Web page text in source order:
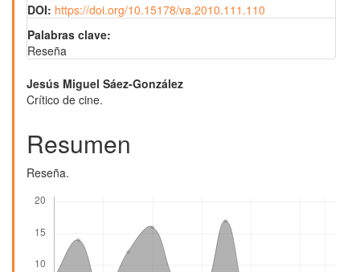
DOI: https://doi.org/10.15178/va.2010.111.110
Palabras clave:
Reseña
Contenido
principal
del
artículo
Jesús Miguel Sáez-González
Crítico de cine.
Resumen
Reseña.